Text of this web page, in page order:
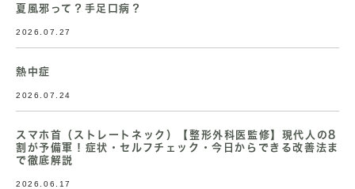
夏風邪って？手足口病？
2026.07.27
熱中症
2026.07.24
スマホ首（ストレートネック）【整形外科医監修】現代人の8
割が予備軍！症状・セルフチェック・今日からできる改善法ま
で徹底解説
2026.06.17